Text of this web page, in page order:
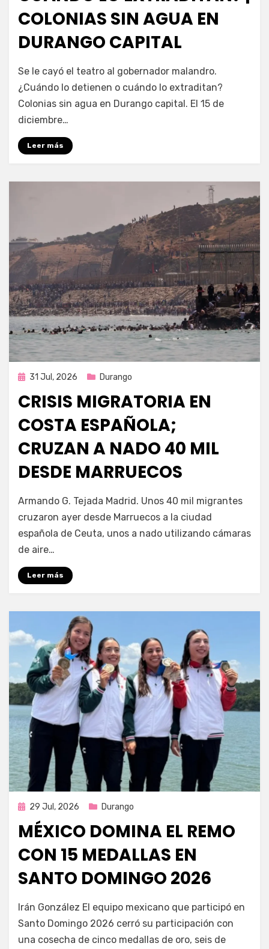
COLONIAS SIN AGUA EN
DURANGO CAPITAL
por Fernando Miranda Servín
Se le cayó el teatro al gobernador malandro.
¿Cuándo lo detienen o cuándo lo extraditan?
Colonias sin agua en Durango capital. El 15 de
diciembre…
Leer más
Publicada
31 Jul, 2026 Durango
CRISIS MIGRATORIA EN
COSTA ESPAÑOLA;
CRUZAN A NADO 40 MIL
DESDE MARRUECOS
Fernando Miranda Servín
Armando G. Tejada Madrid. Unos 40 mil migrantes
cruzaron ayer desde Marruecos a la ciudad
española de Ceuta, unos a nado utilizando cámaras
de aire…
Leer más
Publicada
29 Jul, 2026 Durango
MÉXICO DOMINA EL REMO
CON 15 MEDALLAS EN
SANTO DOMINGO 2026
por Fernando Miranda Servín
Irán González El equipo mexicano que participó en
Santo Domingo 2026 cerró su participación con
una cosecha de cinco medallas de oro, seis de